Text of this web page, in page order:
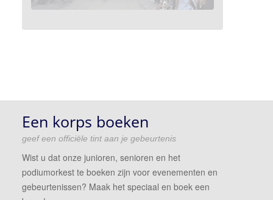
Een korps boeken
geef een officiële tint aan je gebeurtenis
Wist u dat onze junioren, senioren en het
podiumorkest te boeken zijn voor evenementen en
gebeurtenissen? Maak het speciaal en boek een